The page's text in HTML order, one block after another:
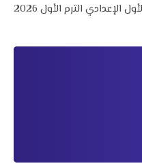
امتحان لغة عربية استرشادي للصف الأول الإعدادي الترم الأول 2026